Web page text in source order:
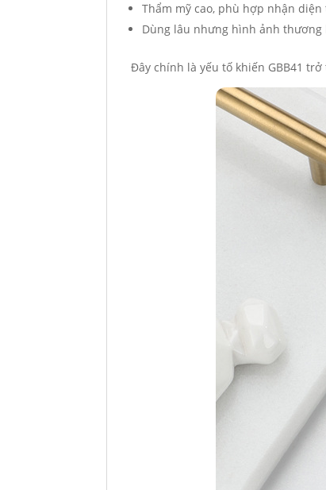
Thẩm mỹ cao, phù hợp nhận
Dùng lâu nhưng hình ảnh thương
Đây chính là yếu tố khiến GBB41